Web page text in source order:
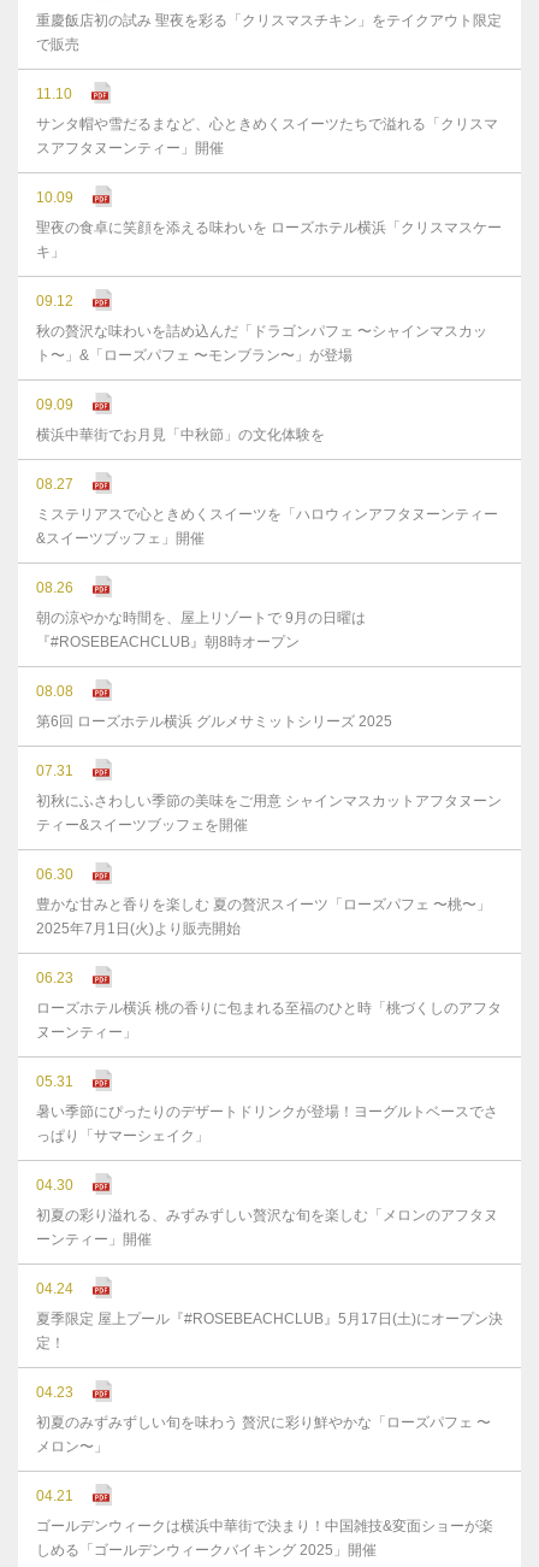
重慶飯店初の試み 聖夜を彩る「クリスマスチキン」をテイクアウト限定
で販売
11.10
サンタ帽や雪だるまなど、心ときめくスイーツたちで溢れる「クリスマ
スアフタヌーンティー」開催
10.09
聖夜の食卓に笑顔を添える味わいを ローズホテル横浜「クリスマスケー
キ」
09.12
秋の贅沢な味わいを詰め込んだ「ドラゴンパフェ 〜シャインマスカッ
ト〜」&「ローズパフェ 〜モンブラン〜」が登場
09.09
横浜中華街でお月見「中秋節」の文化体験を
08.27
ミステリアスで心ときめくスイーツを「ハロウィンアフタヌーンティー
&スイーツブッフェ」開催
08.26
朝の涼やかな時間を、屋上リゾートで 9月の日曜は
『#ROSEBEACHCLUB』朝8時オープン
08.08
第6回 ローズホテル横浜 グルメサミットシリーズ 2025
07.31
初秋にふさわしい季節の美味をご用意 シャインマスカットアフタヌーン
ティー&スイーツブッフェを開催
06.30
豊かな⽢みと⾹りを楽しむ 夏の贅沢スイーツ「ローズパフェ 〜桃〜」
2025年7⽉1⽇(⽕)より販売開始
06.23
ローズホテル横浜 桃の香りに包まれる至福のひと時「桃づくしのアフタ
ヌーンティー」
05.31
暑い季節にぴったりのデザートドリンクが登場！ヨーグルトベースでさ
っぱり「サマーシェイク」
04.30
初夏の彩り溢れる、みずみずしい贅沢な旬を楽しむ「メロンのアフタヌ
ーンティー」開催
04.24
夏季限定 屋上プール『#ROSEBEACHCLUB』5月17日(土)にオープン決
定！
04.23
初夏のみずみずしい旬を味わう 贅沢に彩り鮮やかな「ローズパフェ 〜
メロン〜」
04.21
ゴールデンウィークは横浜中華街で決まり！中国雑技&変面ショーが楽
しめる「ゴールデンウィークバイキング 2025」開催